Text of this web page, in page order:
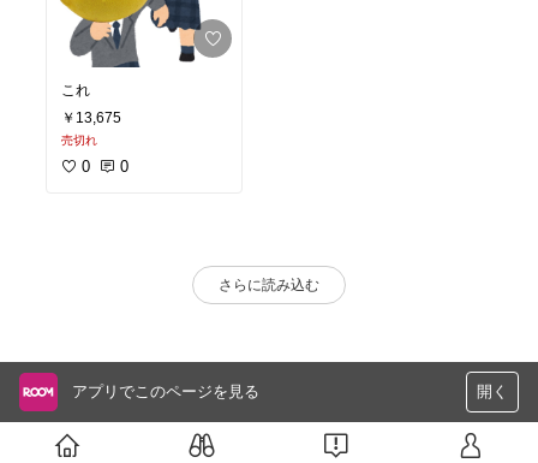
これ
￥13,675
売切れ
0 0
さらに読み込む
アプリでこのページを見る 開く